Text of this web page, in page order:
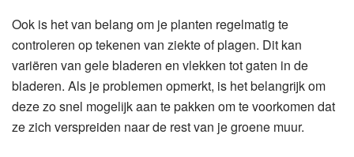
Ook is het van belang om je planten regelmatig te
controleren op tekenen van ziekte of plagen. Dit kan
variëren van gele bladeren en vlekken tot gaten in de
bladeren. Als je problemen opmerkt, is het belangrijk om
deze zo snel mogelijk aan te pakken om te voorkomen dat
ze zich verspreiden naar de rest van je groene muur.